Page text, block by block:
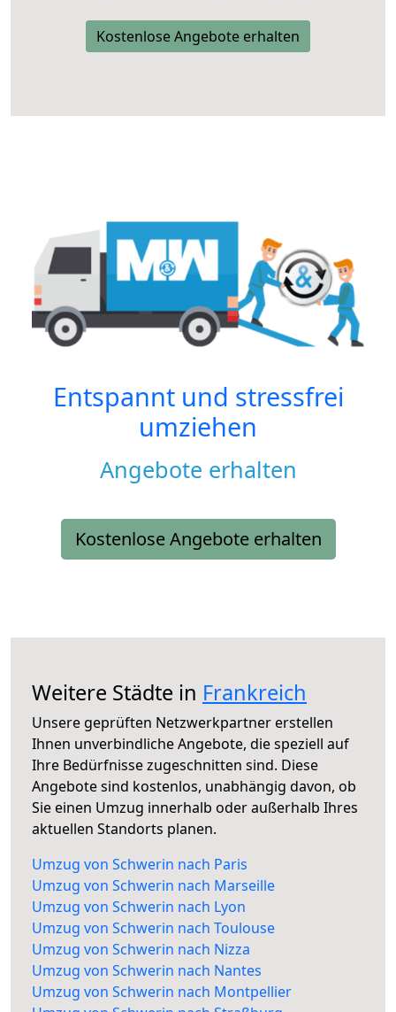
Kostenlose Angebote erhalten
Entspannt und stressfrei
umziehen
Angebote erhalten
Kostenlose Angebote erhalten
Weitere Städte in Frankreich
Unsere geprüften Netzwerkpartner erstellen
Ihnen unverbindliche Angebote, die speziell auf
Ihre Bedürfnisse zugeschnitten sind. Diese
Angebote sind kostenlos, unabhängig davon, ob
Sie einen Umzug innerhalb oder außerhalb Ihres
aktuellen Standorts planen.
Umzug von Schwerin nach Paris
Umzug von Schwerin nach Marseille
Umzug von Schwerin nach Lyon
Umzug von Schwerin nach Toulouse
Umzug von Schwerin nach Nizza
Umzug von Schwerin nach Nantes
Umzug von Schwerin nach Montpellier